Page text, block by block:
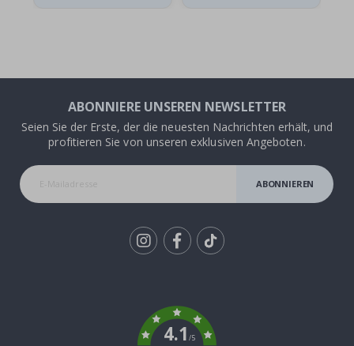
ABONNIERE UNSEREN NEWSLETTER
Seien Sie der Erste, der die neuesten Nachrichten erhält, und
profitieren Sie von unseren exklusiven Angeboten.
ABONNIEREN
4.1/5